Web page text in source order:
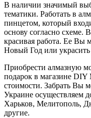
В наличии значимый
тематики. Работать в
пинцетом, который
основу согласно схеме.
красивая работа. Ее Вы
Новый Год или
Приобрести алмазную
подарок в магазине
стоимости. Забрать Вы
Украине осуществляем
Харьков, Мелитополь,
другие.